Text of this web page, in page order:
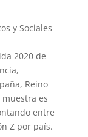
y Sociales
2020 de
Reino
muestra es
entre
Z por país.